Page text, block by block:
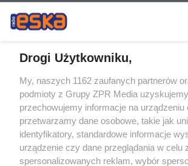
Żaden utwór zamieszczony w serwisie nie może być
rozpowszechniany lub dalej rozpowszechniany w
tym także elektroniczny lub mechaniczny) na
eksploatacji w jakiejkolwiek formie, włącznie z
Internecie bez pisemnej zgody właściciela praw.
wykorzystanie utworów w całości lub w części z
tzn. bez właściwej zgody, jest zabronione pod
ścigane prawnie.
Drogi Użytkowniku,
My, naszych 1162 zaufanych partnerów
podmioty z Grupy ZPR Media
przechowujemy informacje na urządzeniu
przetwarzamy dane osobowe, takie jak
identyfikatory, standardowe informacje
urządzenie czy dane przeglądania w celu
spersonalizowanych reklam, wybór